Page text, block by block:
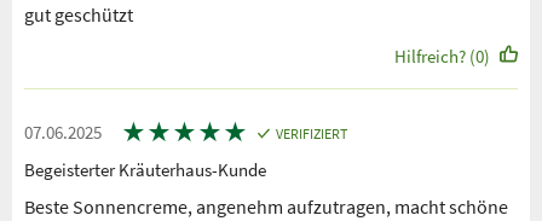
gut geschützt
Hilfreich? (0)
07.06.2025 ★★★★★ VERIFIZIERT
Begeisterter Kräuterhaus-Kunde
Beste Sonnencreme, angenehm aufzutragen, macht schöne